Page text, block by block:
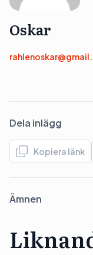
Oskar
Dela inlägg
Kopiera länk
Ämnen